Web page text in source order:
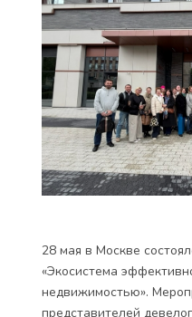
28 мая в Москве
«Экосистема
недвижимостью».
представителей